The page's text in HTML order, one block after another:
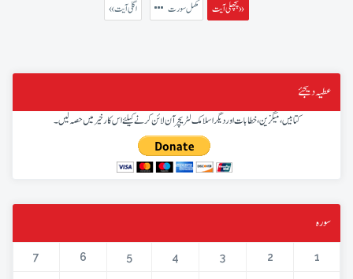
پچھلی آیت » مکمل سورت « اگلی آیت
عطیہ دیجئے
کتابیں، میگزین، خطابات اور دیگر اسلامک لٹریچر آن لائن کرنے کیلئے اس کار خیر میں حصہ لیں۔
سورہ
1
2
3
4
5
6
7